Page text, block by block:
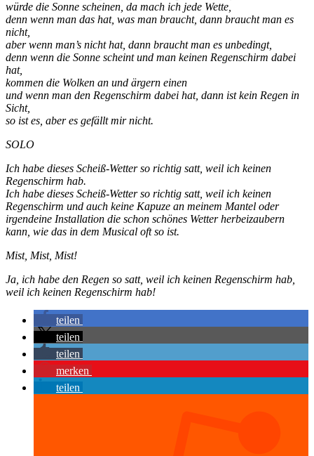
würde die Sonne scheinen, da mach ich jede Wette,
denn wenn man das hat, was man braucht, dann braucht man es
nicht,
aber wenn man’s nicht hat, dann braucht man es unbedingt,
denn wenn die Sonne scheint und man keinen Regenschirm dabei
hat,
kommen die Wolken an und ärgern einen
und wenn man den Regenschirm dabei hat, dann ist kein Regen in
Sicht,
so ist es, aber es gefällt mir nicht.
SOLO
Ich habe dieses Scheiß-Wetter so richtig satt, weil ich keinen
Regenschirm hab.
Ich habe dieses Scheiß-Wetter so richtig satt, weil ich keinen
Regenschirm und auch keine Kapuze an meinem Mantel oder
irgendeine Installation die schon schönes Wetter herbeizaubern
kann, wie das in dem Musical oft so ist.
Mist, Mist, Mist!
Ja, ich habe den Regen so satt, weil ich keinen Regenschirm hab,
weil ich keinen Regenschirm hab!
teilen
teilen
teilen
merken
teilen